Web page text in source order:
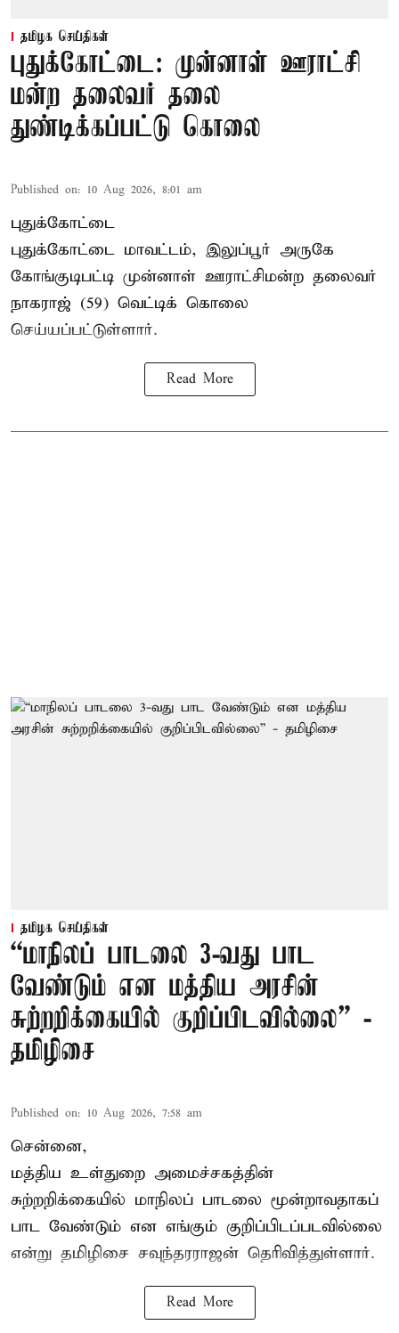
தமிழக செய்திகள்
புதுக்கோட்டை: முன்னாள் ஊராட்சி
மன்ற தலைவர் தலை
துண்டிக்கப்பட்டு கொலை
Published on: 10 Aug 2026, 8:01 am
புதுக்கோட்டை
புதுக்கோட்டை மாவட்டம், இலுப்பூர் அருகே
கோங்குடிபட்டி முன்னாள் ஊராட்சிமன்ற தலைவர்
நாகராஜ் (59) வெட்டிக் கொலை
செய்யப்பட்டுள்ளார்.
Read More
தமிழக செய்திகள்
“மாநிலப் பாடலை 3-வது பாட
வேண்டும் என மத்திய அரசின்
சுற்றறிக்கையில் குறிப்பிடவில்லை” -
தமிழிசை
Published on: 10 Aug 2026, 7:58 am
சென்னை,
மத்திய உள்துறை அமைச்சகத்தின்
சுற்றறிக்கையில் மாநிலப் பாடலை மூன்றாவதாகப்
பாட வேண்டும் என எங்கும் குறிப்பிடப்படவில்லை
என்று தமிழிசை சவுந்தரராஜன் தெரிவித்துள்ளார்.
Read More